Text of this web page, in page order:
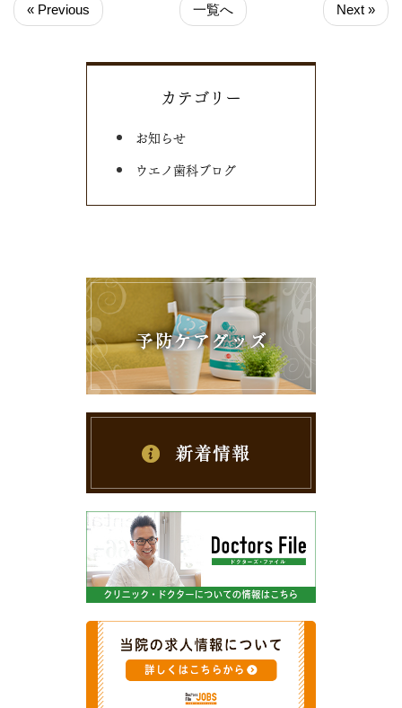
« Previous 一覧へ Next »
カテゴリー
お知らせ
ウエノ歯科ブログ